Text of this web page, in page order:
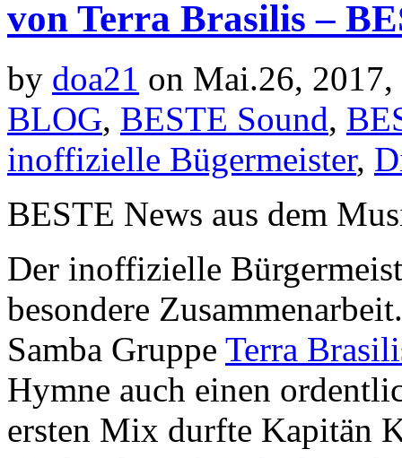
von Terra Brasilis –
by doa21 on Mai.26,
BLOG, BESTE Sound,
inoffizielle Bügermeister,
BESTE News aus dem
Der inoffizielle
besondere
Samba Gruppe Terra
Hymne auch einen
ersten Mix durfte Kapitän